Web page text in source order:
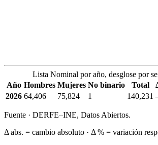
Lista Nominal por año, desglose por
Año Hombres Mujeres No binario Total
2026 64,406 75,824 1 140,231
Fuente · DERFE–INE, Datos Abiertos.
Δ abs. = cambio absoluto · Δ % = variación